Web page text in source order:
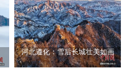
河北遵化：雪后长城壮美如画